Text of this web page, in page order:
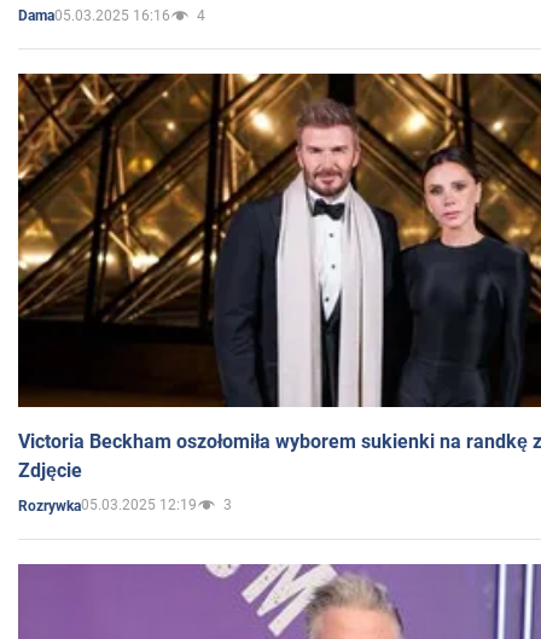
Dama05.03.2025 16:16 4
Victoria Beckham oszołomiła wyborem sukienki na randkę
Zdjęcie
Rozrywka05.03.2025 12:19 3